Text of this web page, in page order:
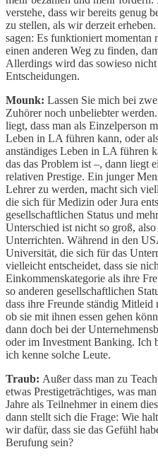
verstehe, dass wir bereits genug
zu stellen, als wir derzeit
sagen: Es funktioniert momentan
einen anderen Weg zu finden,
Allerdings wird das sowieso
Entscheidungen.
Mounk: Lassen Sie mich bei
Zuhörer noch unbeliebter
liegt, dass man als Einzelperson
Leben in LA führen kann, oder
anständiges Leben in LA führen
das das Problem ist –, dann liegt
relativen Prestige. Ein junger
Lehrer zu werden, macht sich
die sich für Medizin oder Jura
gesellschaftlichen Status und
Unterschied ist nicht so groß,
Unterrichten. Während in den
Universität, die sich für das
vielleicht entscheidet, dass sie
Einkommenskategorie als ihre
so anderen gesellschaftlichen
dass ihre Freunde ständig Mitleid
ob sie mit ihnen essen gehen
dann doch bei der
oder im Investment Banking. Ich
ich kenne solche Leute.
Traub: Außer dass man zu
etwas Prestigeträchtiges, was
Jahre als Teilnehmer in einem
dann stellt sich die Frage: Wie
wir dafür, dass sie das Gefühl
Berufung sein?